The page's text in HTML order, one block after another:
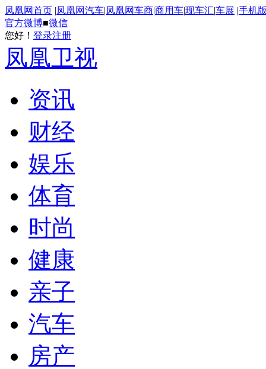
凤凰网首页 |凤凰网汽车|凤凰网车商|商用车|现车汇|车展 |手机
官方微博■微信
您好！ 登录注册
凤凰卫视
资讯
财经
娱乐
体育
时尚
健康
亲子
汽车
房产